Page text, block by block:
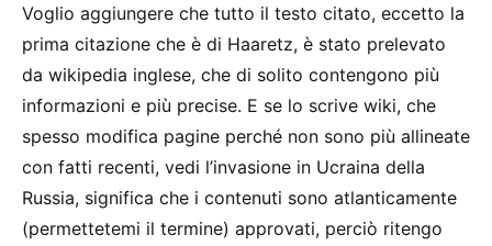
Voglio aggiungere che tutto il testo citato, eccetto la
prima citazione che è di Haaretz, è stato prelevato
da wikipedia inglese, che di solito contengono più
informazioni e più precise. E se lo scrive wiki, che
spesso modifica pagine perché non sono più allineate
con fatti recenti, vedi l’invasione in Ucraina della
Russia, significa che i contenuti sono atlanticamente
(permettetemi il termine) approvati, perciò ritengo